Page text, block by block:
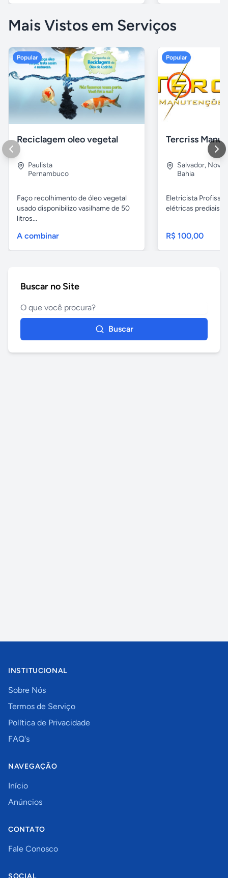
Mais Vistos em Serviços
Popular
Reciclagem oleo vegetal
Paulista
Pernambuco
Faço recolhimento de óleo vegetal
usado disponibilizo vasilhame de 50
litros...
A combinar
Popular
Salvador, Nova
Bahia
Eletricista
elétricas prediais e
R$ 100,00
Buscar no Site
Buscar
INSTITUCIONAL
Sobre Nós
Termos de Serviço
Política de Privacidade
FAQ's
NAVEGAÇÃO
Início
Anúncios
CONTATO
Fale Conosco
SOCIAL